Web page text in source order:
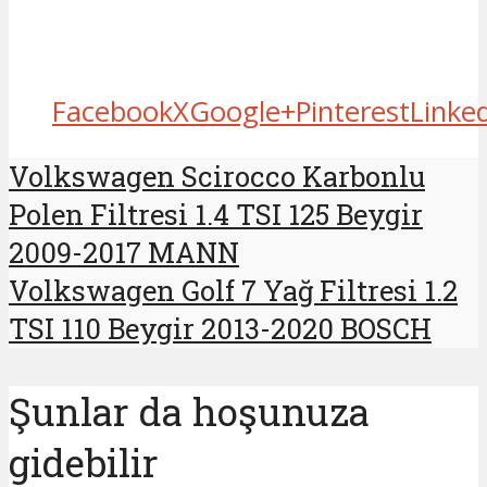
FacebookXGoogle+Pinterest
Volkswagen Scirocco Karbonlu
Polen Filtresi 1.4 TSI 125 Beygir
2009-2017 MANN
Volkswagen Golf 7 Yağ Filtresi 1.2
TSI 110 Beygir 2013-2020 BOSCH
Şunlar da hoşunuza
gidebilir